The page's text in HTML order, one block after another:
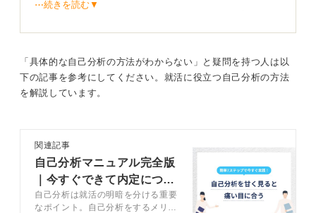
それなら意外と出てくる人がいます。
たとえば「自信がないから体力仕事は避けたい」「もの
れそうにないことを書いてみましょう。
意欲と価値観を伝えて選考で成長性をアピールしよ
う
⋯続きを読む▼
「具体的な自己分析の方法がわからない」と疑問を持つ人は以
下の記事を参考にしてください。就活に役立つ自己分析の方法
を解説しています。
関連記事
自己分析マニュアル完全版
｜今すぐできて内定につな
がる方法を解説
自己分析は就活の明暗を分ける重要
なポイント。自己分析をするメリッ